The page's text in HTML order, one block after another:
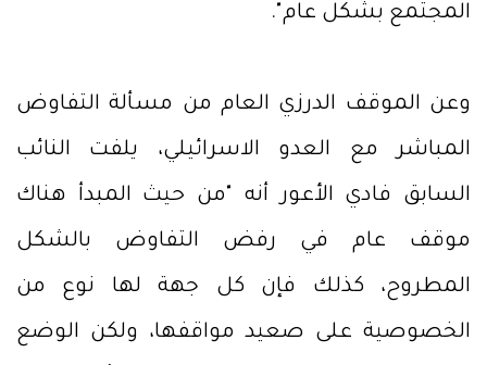
المجتمع بشكل عام".
وعن الموقف الدرزي العام من مسألة التفاوض
المباشر مع العدو الاسرائيلي، يلفت النائب
السابق فادي الأعور أنه "من حيث المبدأ هناك
موقف عام في رفض التفاوض بالشكل
المطروح، كذلك فإن كل جهة لها نوع من
الخصوصية على صعيد مواقفها، ولكن الوضع